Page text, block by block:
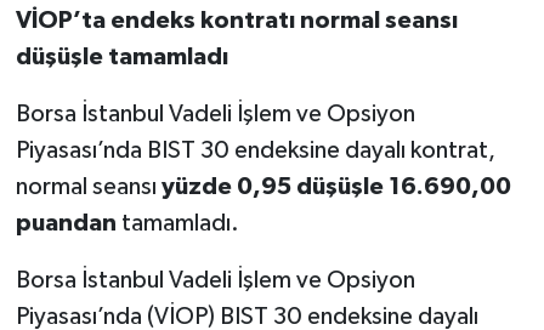
VİOP’ta endeks kontratı normal seansı
düşüşle tamamladı
Borsa İstanbul Vadeli İşlem ve Opsiyon
Piyasası’nda BIST 30 endeksine dayalı kontrat,
normal seansı yüzde 0,95 düşüşle 16.690,00
puandan tamamladı.
Borsa İstanbul Vadeli İşlem ve Opsiyon
Piyasası’nda (VİOP) BIST 30 endeksine dayalı